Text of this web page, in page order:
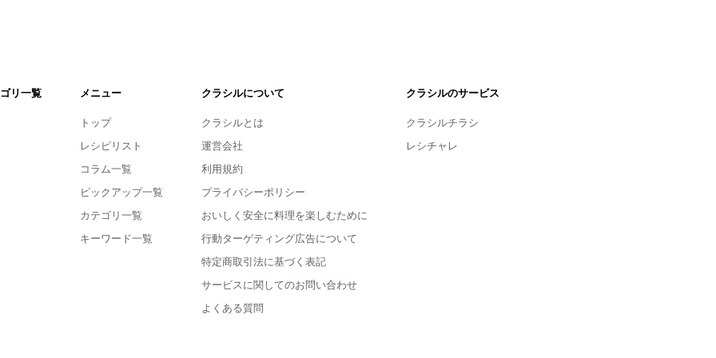
リ一覧 メニュー
トップ
レシピリスト
コラム一覧
ピックアップ一覧
カテゴリ一覧
キーワード一覧
クラシルについて
クラシルとは
運営会社
利用規約
プライバシーポリシー
おいしく安全に料理を楽しむために
行動ターゲティング広告について
特定商取引法に基づく表記
サービスに関してのお問い合わせ
よくある質問
クラシルのサービス
クラシルチラシ
レシチャレ